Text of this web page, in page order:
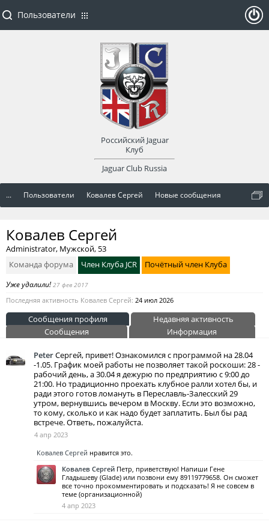
... Пользователи Ковалев Сергей Новые сообщения
Ковалев Сергей
Administrator, Мужской, 53
Команда форума
Член Клуба JCR Почётный член Клуба
Уже удалили!27 фев 2017
Последняя активность Ковалев Сергей: 24 июл 2026
Сообщения профиля
Недавняя активность
Сообщения
Информация
PeterСергей, привет! Ознакомился с программой на 28.04
-1.05. График моей работы не позволяет такой роскоши: 28 -
рабочий день, а 30.04 я дежурю по предприятию с 9:00 до
21:00. Но традиционно проехать клубное ралли хотел бы, и
ради этого готов ломануть в Переславль-Залесский 29
утром, вернувшись вечером в Москву. Если это возможно,
то кому, сколько и как надо будет заплатить. Был бы рад
встрече. Ответь, пожалуйста.
4 апр 2023
Ковалев Сергей нравится это.
Ковалев Сергей Петр, приветствую! Напиши Гене
Гладышеву (Glade) или позвони ему 89119779658. Он сможет
все точно прокомментировать и подсказать! Я не совсем в
теме (организационной)
4 апр 2023
Пользователи
Российский Jaguar
Клуб
Jaguar Club Russia
оват